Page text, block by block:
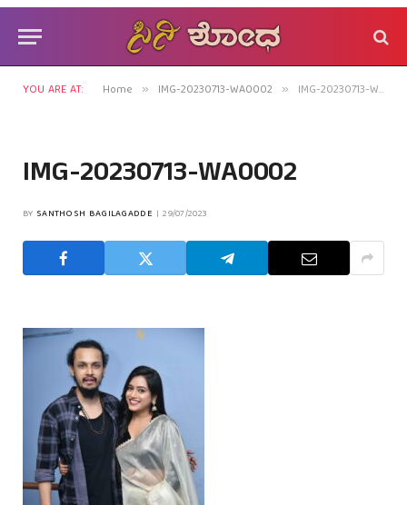
YOU ARE AT: Home » IMG-20230713-WA0002 » IMG-20230713-WA0002
IMG-20230713-WA0002
BY SANTHOSH BAGILAGADDE 29/07/2023